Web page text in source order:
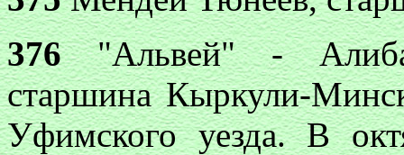
376"Альвей" -
старшина Кыркули-
Уфимского уезда. В